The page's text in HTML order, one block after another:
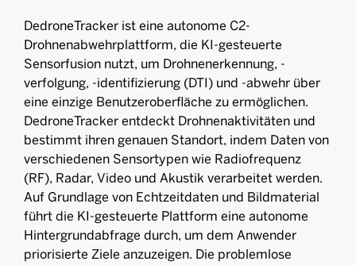
DedroneTracker ist eine autonome C2-
Drohnenabwehrplattform, die KI-gesteuerte
Sensorfusion nutzt, um Drohnenerkennung, -
verfolgung, -identifizierung (DTI) und -abwehr über
eine einzige Benutzeroberfläche zu ermöglichen.
DedroneTracker entdeckt Drohnenaktivitäten und
bestimmt ihren genauen Standort, indem Daten von
verschiedenen Sensortypen wie Radiofrequenz
(RF), Radar, Video und Akustik verarbeitet werden.
Auf Grundlage von Echtzeitdaten und Bildmaterial
führt die KI-gesteuerte Plattform eine autonome
Hintergrundabfrage durch, um dem Anwender
priorisierte Ziele anzuzeigen. Die problemlose